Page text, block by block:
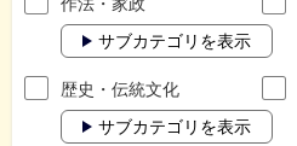
サブカテゴリを表示
歴史・伝統文化
サブカテゴリを表示